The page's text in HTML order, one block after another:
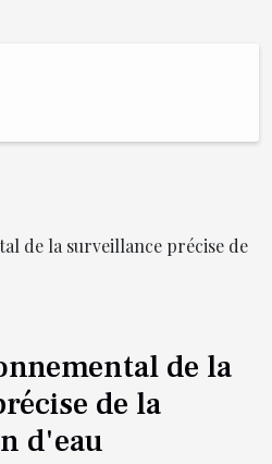
de la surveillance précise de
de la
de la
d'eau